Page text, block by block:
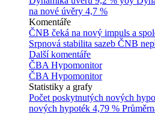
na nové úvěry 4,7 %
Komentáře
ČNB čeká na nový impuls a
Srpnová stabilita sazeb ČNB
Další komentáře
ČBA Hypomonitor
ČBA Hypomonitor
Statistiky a grafy
Počet poskytnutých nových
nových hypoték 4,79 %